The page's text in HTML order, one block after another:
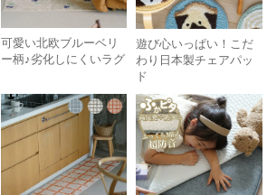
可愛い北欧ブルーベリ
ー柄♪劣化しにくいラグ
遊び心いっぱい！こだ
わり日本製チェアパッ
ド